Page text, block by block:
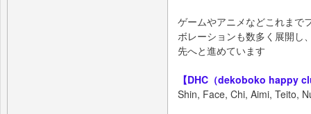
ゲームやアニメなどこれまで
ボレーションも数多く展開し
先へと進めています
【DHC（dekoboko happy
Shin, Face, Chi, Aimi, Teito,